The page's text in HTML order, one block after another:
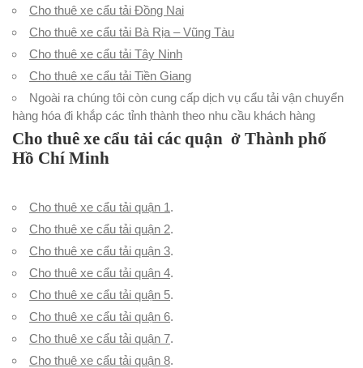
Cho thuê xe cẩu tải Đồng Nai
Cho thuê xe cẩu tải Bà Rịa – Vũng Tàu
Cho thuê xe cẩu tải Tây Ninh
Cho thuê xe cẩu tải Tiền Giang
Ngoài ra chúng tôi còn cung cấp dịch vụ cẩu tải vận chuyển
hàng hóa đi khắp các tỉnh thành theo nhu cầu khách hàng
Cho thuê xe cẩu tải các quận ở Thành phố
Hồ Chí Minh
Cho thuê xe cẩu tải quận 1.
Cho thuê xe cẩu tải quận 2.
Cho thuê xe cẩu tải quận 3.
Cho thuê xe cẩu tải quận 4.
Cho thuê xe cẩu tải quận 5.
Cho thuê xe cẩu tải quận 6.
Cho thuê xe cẩu tải quận 7.
Cho thuê xe cẩu tải quận 8.